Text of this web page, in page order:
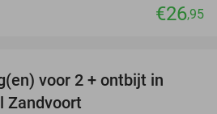
€26,95
voor 2 + ontbijt in
Zandvoort